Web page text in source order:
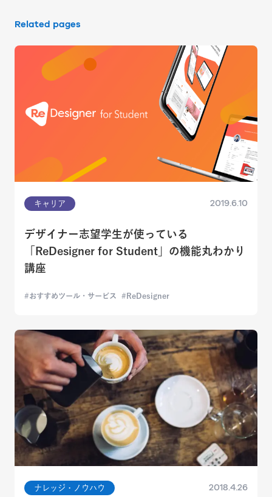
Related pages
キャリア 2019.6.10
デザイナー志望学生が使っている
「ReDesigner for Student」の機能丸わかり
講座
おすすめツール・サービス ReDesigner
ナレッジ・ノウハウ 2018.4.26